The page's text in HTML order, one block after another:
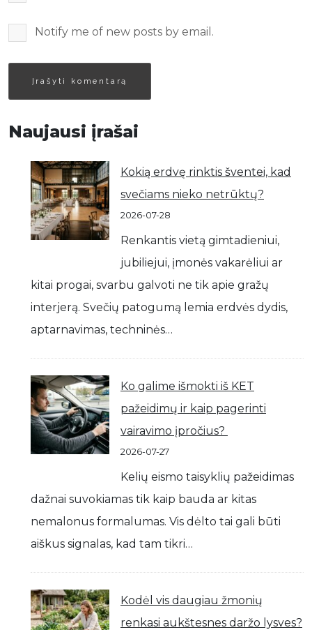
Notify me of new posts by email.
Naujausi įrašai
Kokią erdvę rinktis šventei, kad
svečiams nieko netrūktų?
2026-07-28
Renkantis vietą gimtadieniui,
jubiliejui, įmonės vakarėliui ar
kitai progai, svarbu galvoti ne tik apie gražų
interjerą. Svečių patogumą lemia erdvės dydis,
aptarnavimas, techninės…
Ko galime išmokti iš KET
pažeidimų ir kaip pagerinti
vairavimo įpročius?
2026-07-27
Kelių eismo taisyklių pažeidimas
dažnai suvokiamas tik kaip bauda ar kitas
nemalonus formalumas. Vis dėlto tai gali būti
aiškus signalas, kad tam tikri…
Kodėl vis daugiau žmonių
renkasi aukštesnes daržo lysves?